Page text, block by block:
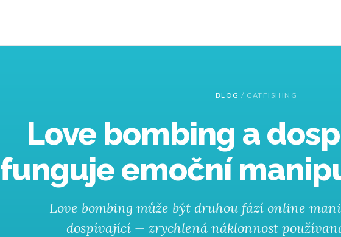
BLOG / CATFISHING
Love bombing a
funguje emoční
Love bombing může být druhou fází online
dospívající — zrychlená náklonnost